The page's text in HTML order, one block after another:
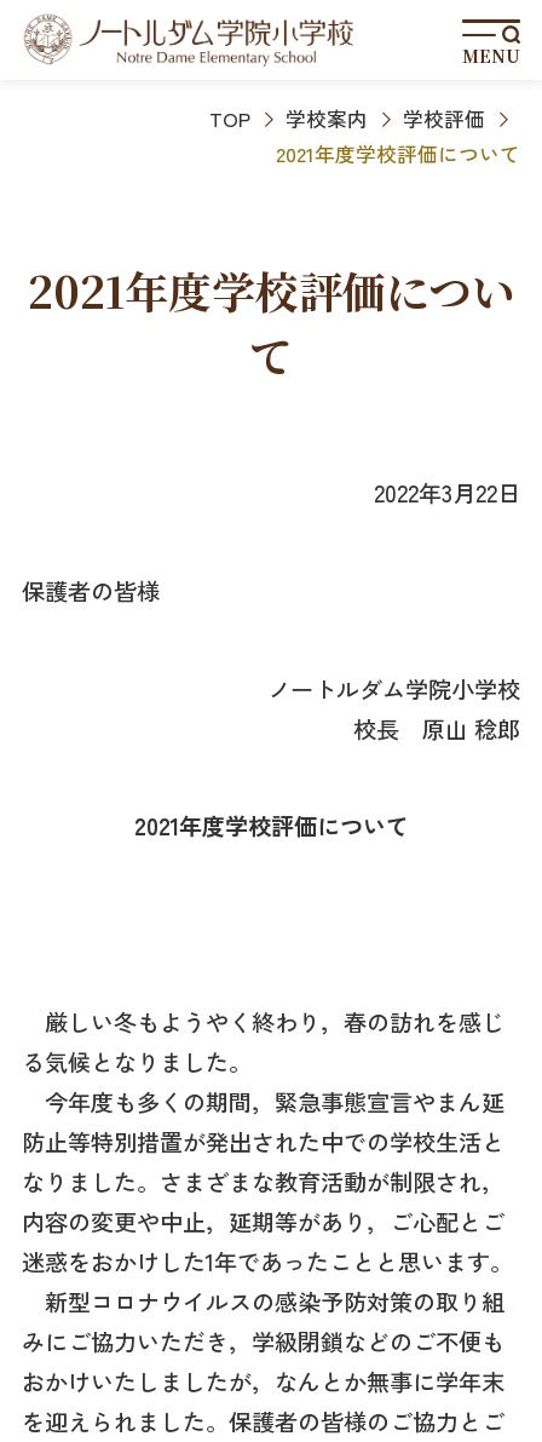
MENU
TOP 学校案内
学校評価
2021年度学校評価について
2021年度学校評価につい
て
2022年3月22日
保護者の皆様
ノートルダム学院小学校
校長 原山 稔郎
2021年度学校評価について
厳しい冬もようやく終わり，春の訪れを感じ
る気候となりました。
今年度も多くの期間，緊急事態宣言やまん延
防止等特別措置が発出された中での学校生活と
なりました。さまざまな教育活動が制限され，
内容の変更や中止，延期等があり，ご心配とご
迷惑をおかけした1年であったことと思います。
新型コロナウイルスの感染予防対策の取り組
みにご協力いただき，学級閉鎖などのご不便も
おかけいたしましたが，なんとか無事に学年末
を迎えられました。保護者の皆様のご協力とご